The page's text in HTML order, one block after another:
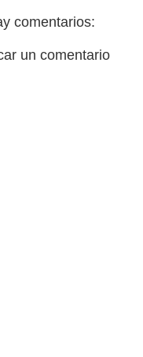
comentarios:
un comentario